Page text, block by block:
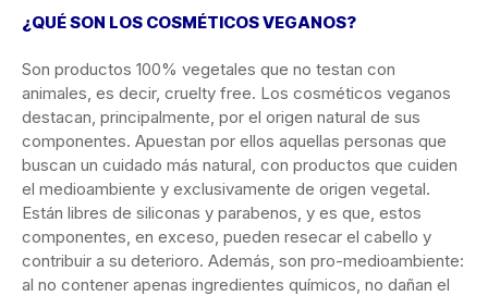
¿QUÉ SON LOS COSMÉTICOS VEGANOS?
Son productos 100% vegetales que no testan con
animales, es decir, cruelty free. Los cosméticos veganos
destacan, principalmente, por el origen natural de sus
componentes. Apuestan por ellos aquellas personas que
buscan un cuidado más natural, con productos que cuiden
el medioambiente y exclusivamente de origen vegetal.
Están libres de siliconas y parabenos, y es que, estos
componentes, en exceso, pueden resecar el cabello y
contribuir a su deterioro. Además, son pro-medioambiente:
al no contener apenas ingredientes químicos, no dañan el